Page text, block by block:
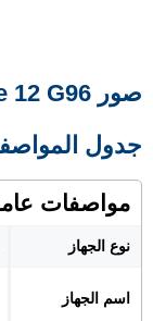
صور Infinix Note 12 G96
جدول
مواصفات
نوع الجهاز
اسم الجهاز